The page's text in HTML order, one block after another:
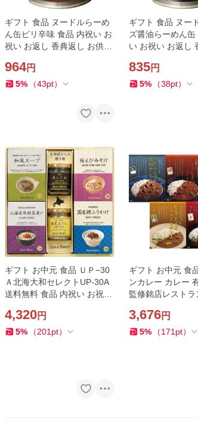
ギフト 食品 ヌードルらーめ
ん缶ピリ辛味 食品 内祝い お
祝い お返し 香典返し お供え
964円
5% （43pt）
ギフト 食品 ヌー
ズ醤油らーめん
い お祝い お返し
835円
5% （38pt）
ギフト お中元 食品 ＵＰ−30
Ａ北海大和セレクトUP-30A
送料無料 食品 内祝い お祝い
のし対応
4,320円
5% （201 pt）
ギフト お中元 食
ンカレー カレー
監修銘店レストラ
お返し 香典返し
のし対応
3,676円
5% （171 pt）